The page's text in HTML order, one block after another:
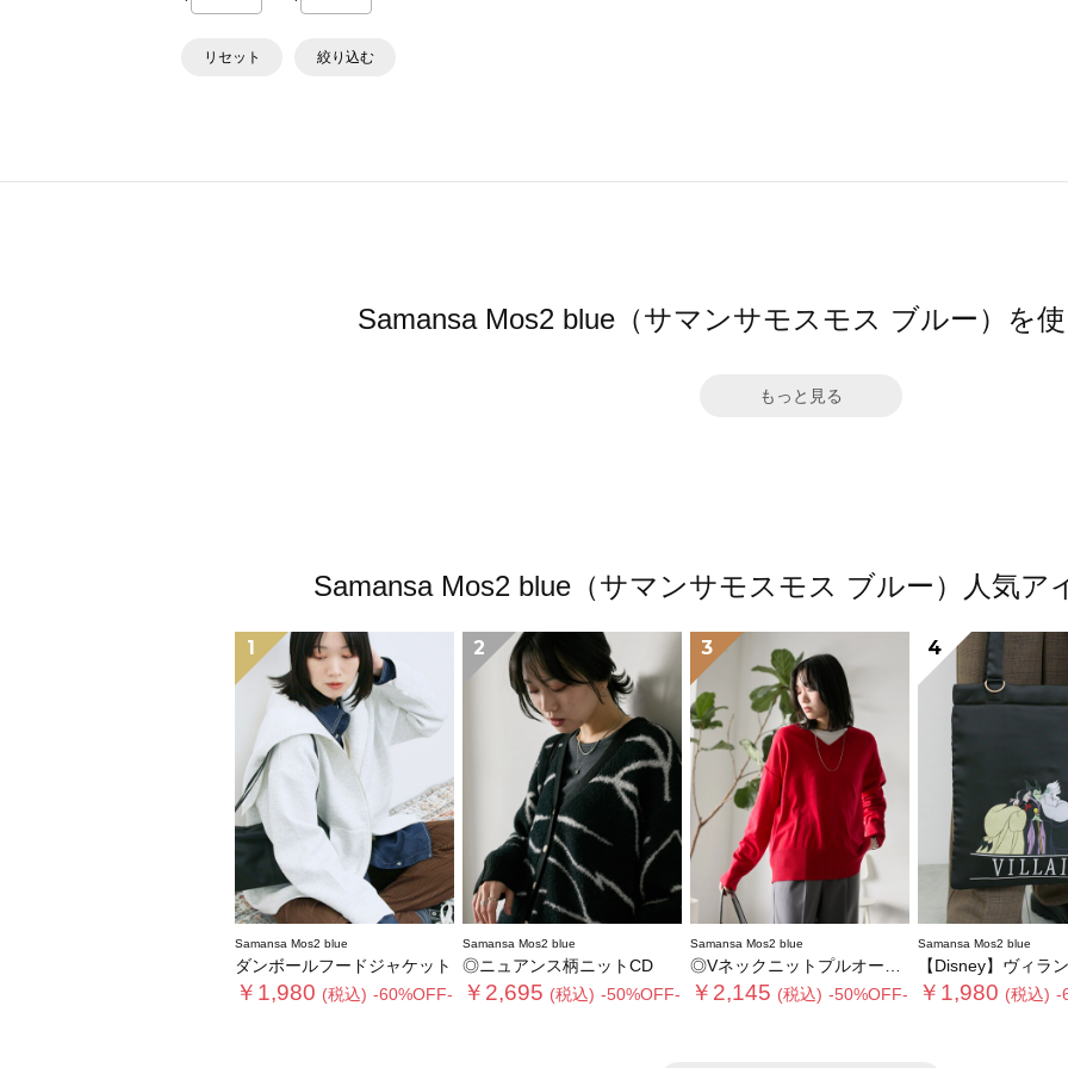
リセット 絞り込む
Samansa Mos2 blue（サマンサモスモス ブルー）を
もっと見る
Samansa Mos2 blue（サマンサモスモス ブルー）人気ア
1
Samansa Mos2 blue
ダンボールフードジャケット
￥1,980 (税込) -60%OFF-
2
Samansa Mos2 blue
◎ニュアンス柄ニットCD
￥2,695 (税込) -50%OFF-
3
Samansa Mos2 blue
◎Vネックニットプルオーバー
￥2,145 (税込) -50%OFF-
4
Samansa Mos2 blue
【Disney】ヴィランズ/トー
￥1,980 (税込) -